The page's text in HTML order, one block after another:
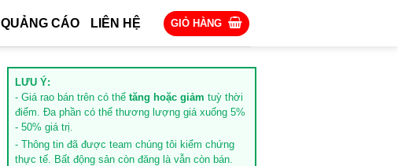
QUẢNG CÁO LIÊN HỆ GIỎ HÀNG
LƯU Ý:
- Giá rao bán trên có thể tăng hoặc giảm tuỳ thời
điểm. Đa phần có thể thương lượng giá xuống 5%
- 50% giá trị.
- Thông tin đã được team chúng tôi kiểm chứng
thực tế. Bất động sản còn đăng là vẫn còn bán.